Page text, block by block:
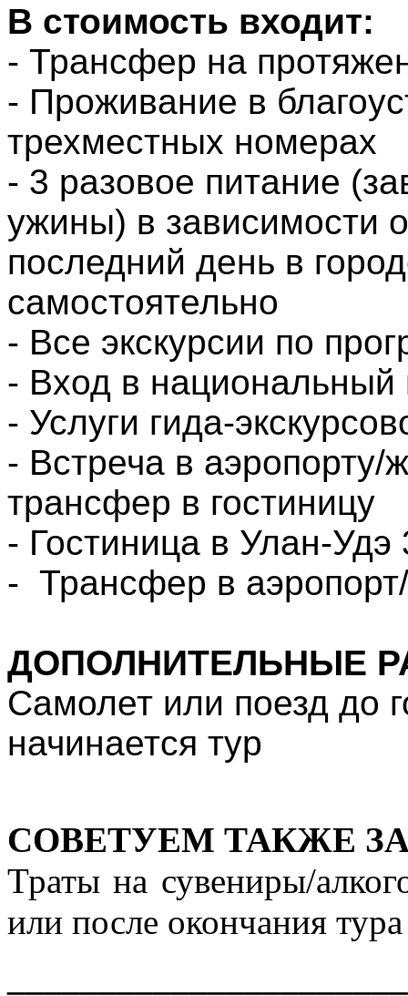
В стоимость входит:
- Трансфер на
- Проживание в
трехместных номерах
- 3 разовое питание
ужины) в зависимости
последний день в
самостоятельно
- Все экскурсии по
- Вход в национальный
- Услуги гида-
- Встреча в аэропорту/
трансфер в гостиницу
- Гостиница в Улан-Удэ
- Трансфер в
ДОПОЛНИТЕЛЬНЫЕ
Самолет или поезд до
начинается тур
CОВЕТУЕМ ТАКЖЕ
Траты на сувениры/
или после окончания тура